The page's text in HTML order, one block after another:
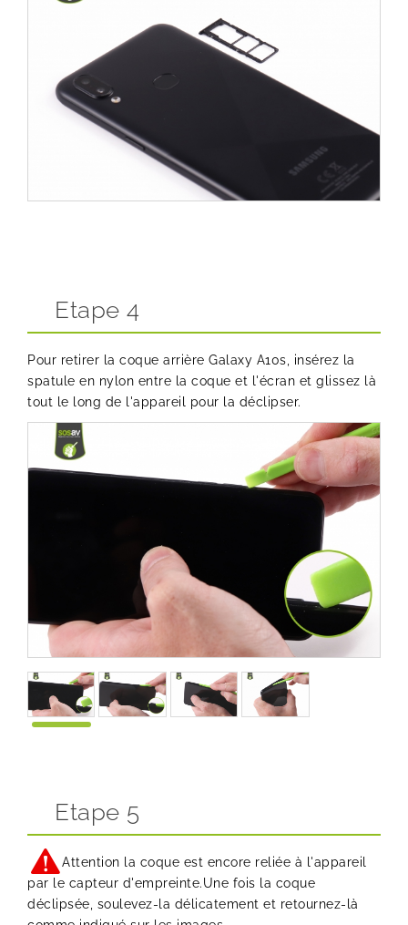
Etape 4
Pour retirer la coque arrière Galaxy A10s, insérez la
spatule en nylon entre la coque et l'écran et glissez là
tout le long de l'appareil pour la déclipser.
Etape 5
Attention la coque est encore reliée à l'appareil
par le capteur d'empreinte.Une fois la coque
déclipsée, soulevez-la délicatement et retournez-là